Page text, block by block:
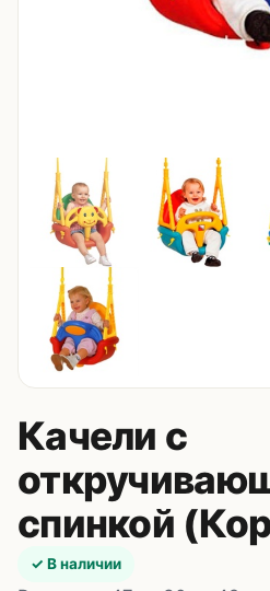
Качели с
спинкой
✓ В наличии